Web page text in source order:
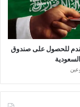
للحصول على صندوق